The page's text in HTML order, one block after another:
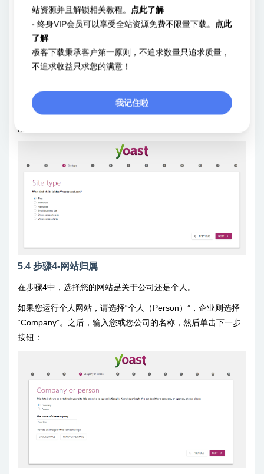
5.3 步骤3-选择网站类型
在步骤3中，需要根据你的站点选择一个网站类型，自上往下分
其他个人网站。
选择最适合您网站的网站类型。这将有助于Yoast SEO更好地
配置您的网站类型的设置：
5.4 步骤4-网站归属
在步骤4中，选择您的网站是关于公司还是个人。
如果您运行个人网站，请选择“个人（Person）”，企业则选择
“Company”。之后，输入您或您公司的名称，然后单击下一步
按钮：
站资源并且解锁相关教程。 点此了解
- 终身VIP会员可以享受全站资源免费不限量下载。 点此
了解
极客下载秉承客户第一原则，不追求数量只追求质量，
不追求收益只求您的满意！
我记住啦